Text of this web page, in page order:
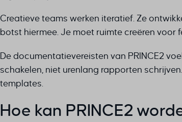
Creatieve teams werken iteratief. Ze
botst hiermee. Je moet ruimte creëren
De documentatievereisten van PRINCE2
schakelen, niet urenlang rapporten
templates.
Hoe kan PRINCE2